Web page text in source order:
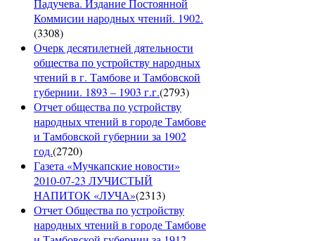
Падучева. Издание Постоянной
Коммисии народных чтений. 1902.
(3308)
Очерк десятилетней дятельности
общества по устройству народных
чтений в г. Тамбове и Тамбовской
губернии. 1893 – 1903 г.г.(2793)
Отчет общества по устройству
народных чтений в городе Тамбове
и Тамбовской губернии за 1902
год.(2720)
Газета «Мучкапские новости»
2010-07-23 ЛУЧИСТЫЙ
НАПИТОК «ЛУЧА»(2313)
Отчет Общества по устройству
народных чтений в городе Тамбове